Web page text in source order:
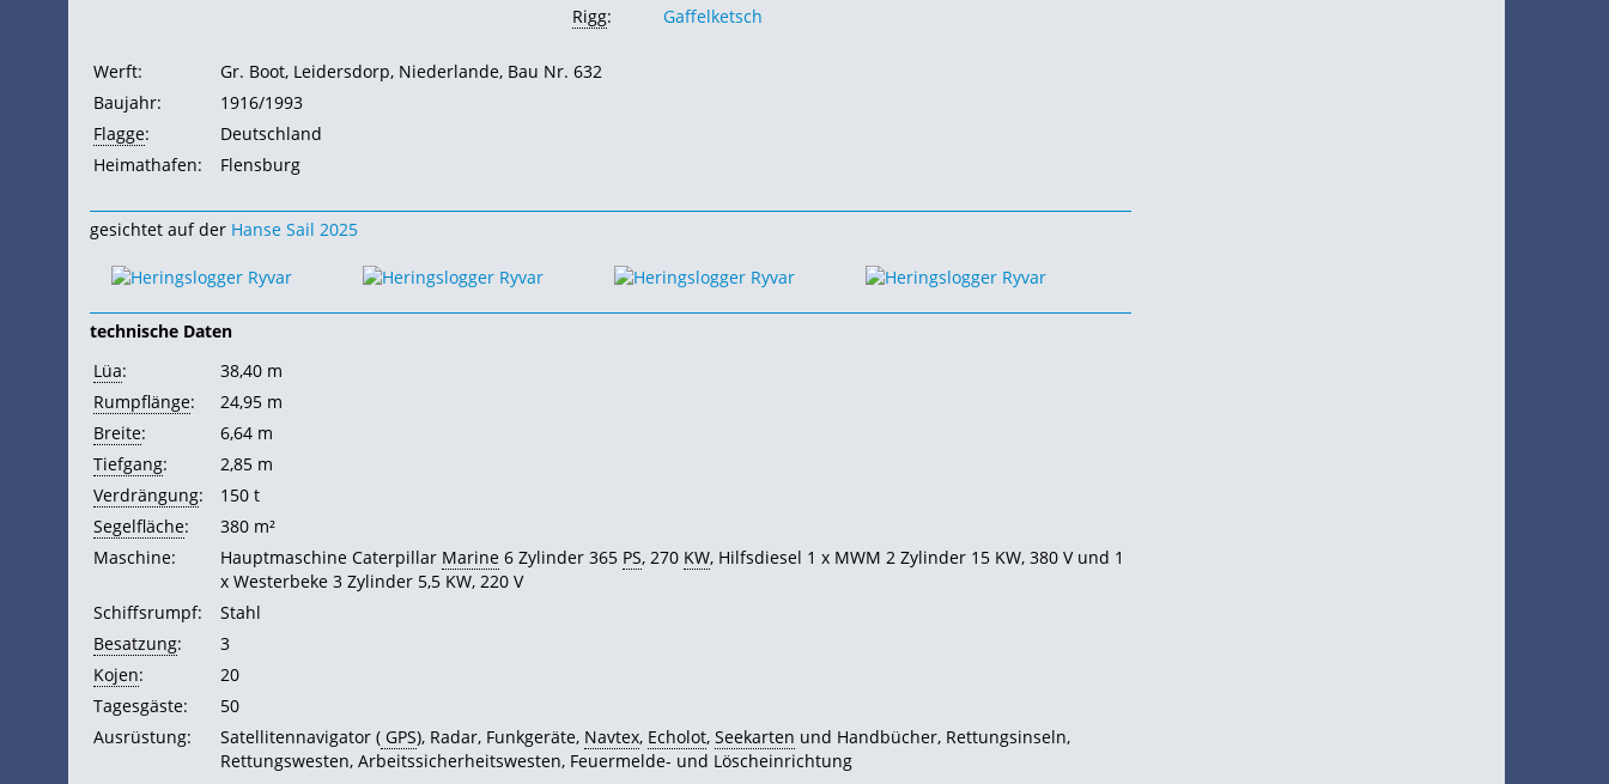
Rigg: Gaffelketsch
Werft:
Gr. Boot, Leidersdorp, Niederlande, Bau Nr. 632
Baujahr:
1916/1993
Flagge:
Deutschland
Heimathafen:
Flensburg
gesichtet auf der Hanse Sail 2025
technische Daten
Lüa:
38,40 m
Rumpflänge:
24,95 m
Breite:
6,64 m
Tiefgang:
2,85 m
Verdrängung:
150 t
Segelfläche:
380 m²
Maschine:
Hauptmaschine Caterpillar Marine 6 Zylinder 365 PS, 270 KW, Hilfsdiesel 1 x MWM 2 Zylinder 15 KW, 380 V und 1
x Westerbeke 3 Zylinder 5,5 KW, 220 V
Schiffsrumpf:
Stahl
Besatzung:
3
Kojen:
20
Tagesgäste:
50
Ausrüstung:
Satellitennavigator ( GPS), Radar, Funkgeräte, Navtex, Echolot, Seekarten und Handbücher, Rettungsinseln,
Rettungswesten, Arbeitssicherheitswesten, Feuermelde- und Löscheinrichtung